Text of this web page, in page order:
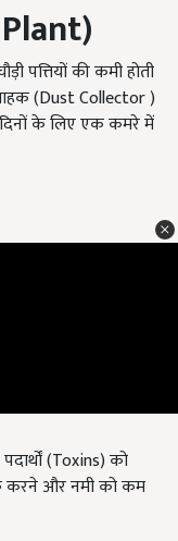
पत्तियों की कमी होती
(Dust Collector )
के लिए एक कमरे में
(Toxins) को
करने और नमी को कम